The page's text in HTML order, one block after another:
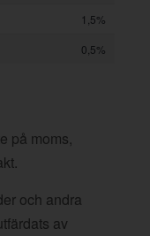
1,5%
0,5%
på moms,
och andra
av